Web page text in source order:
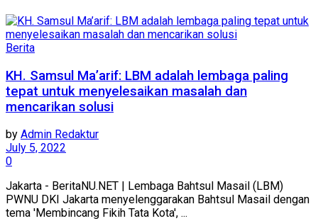
Berita
KH. Samsul Ma’arif: LBM adalah lembaga paling
tepat untuk menyelesaikan masalah dan
mencarikan solusi
by Admin Redaktur
July 5, 2022
0
Jakarta - BeritaNU.NET | Lembaga Bahtsul Masail (LBM)
PWNU DKI Jakarta menyelenggarakan Bahtsul Masail dengan
tema 'Membincang Fikih Tata Kota', ...